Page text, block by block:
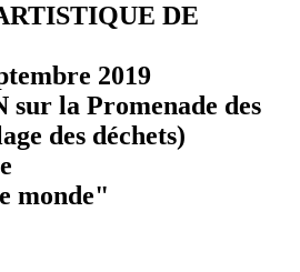
DE
2019
la Promenade des
des déchets)
monde"